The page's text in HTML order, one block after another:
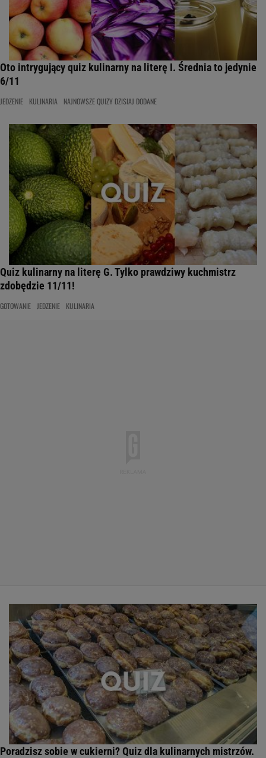
Oto intrygujący quiz kulinarny na literę I. Średnia to jedynie
6/11
JEDZENIE KULINARIA NAJNOWSZE QUIZY DZISIAJ DODANE
Quiz kulinarny na literę G. Tylko prawdziwy kuchmistrz
zdobędzie 11/11!
GOTOWANIE JEDZENIE KULINARIA
Poradzisz sobie w cukierni? Quiz dla kulinarnych mistrzów.